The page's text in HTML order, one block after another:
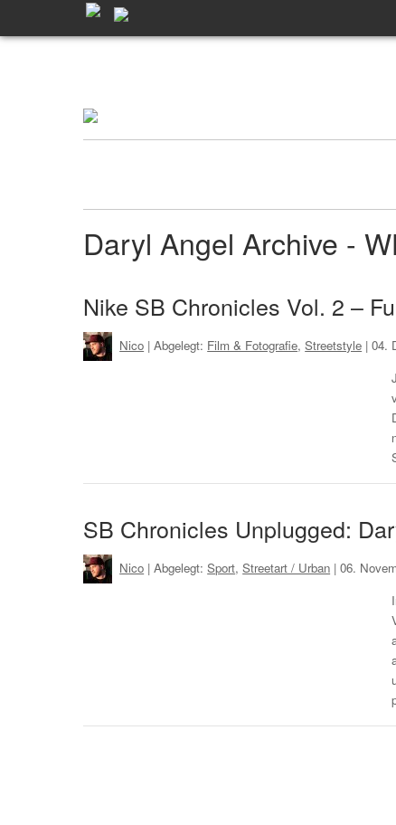
Daryl Angel Archive -
Nike SB Chronicles Vol. 2 –
Nico | Abgelegt: Film & Fotografie,Streetstyle |04.
SB Chronicles Unplugged:
Nico | Abgelegt:Sport,Streetart / Urban |06.